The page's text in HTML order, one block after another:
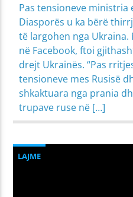
Pas tensioneve ministria
Diasporës u ka bërë
të largohen nga Ukraina.
në Facebook, ftoi
drejt Ukrainës. “Pas
tensioneve mes Rusisë
shkaktuara nga prania
trupave ruse në […]
LAJME